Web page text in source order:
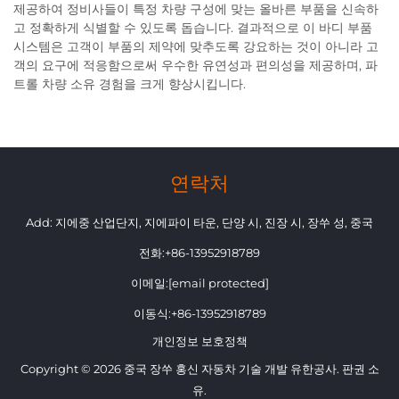
제공하여 정비사들이 특정 차량 구성에 맞는 올바른 부품을 신속하
고 정확하게 식별할 수 있도록 돕습니다. 결과적으로 이 바디 부품
시스템은 고객이 부품의 제약에 맞추도록 강요하는 것이 아니라 고
객의 요구에 적응함으로써 우수한 유연성과 편의성을 제공하며, 파
트롤 차량 소유 경험을 크게 향상시킵니다.
연락처
Add: 지에중 산업단지, 지에파이 타운, 단양 시, 진장 시, 장쑤 성, 중국
전화:+86-13952918789
이메일:[email protected]
이동식:+86-13952918789
개인정보 보호정책
Copyright © 2026 중국 장쑤 홍신 자동차 기술 개발 유한공사. 판권 소
유.